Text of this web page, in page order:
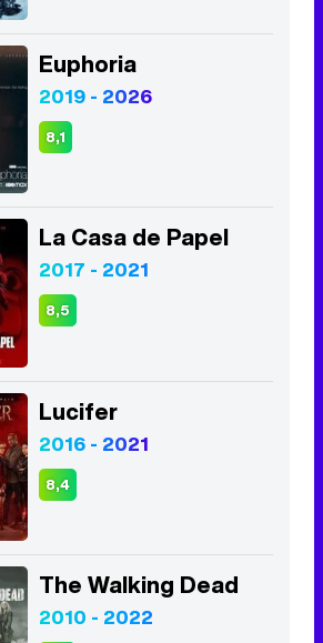
Euphoria
2019 - 2026
8,1
La Casa de Papel
2017 - 2021
8,5
Lucifer
2016 - 2021
8,4
The Walking Dead
2010 - 2022